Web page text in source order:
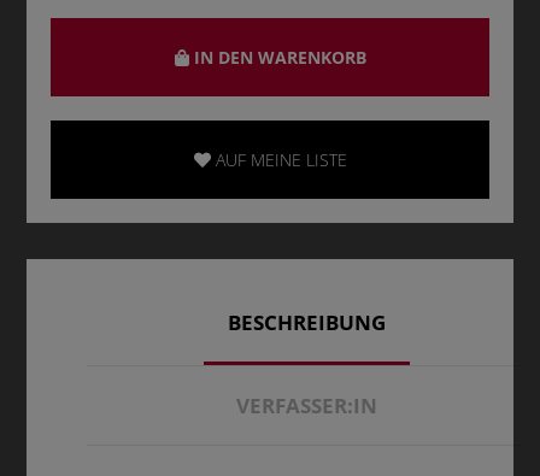
IN DEN WARENKORB
AUF MEINE LISTE
BESCHREIBUNG
VERFASSER:IN